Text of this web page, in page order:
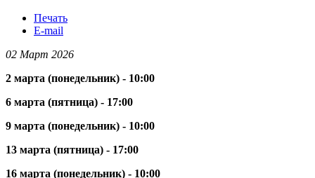
Печать
E-mail
02 Март 2026
2 марта (понедельник) - 10:00
6 марта (пятница) - 17:00
9 марта (понедельник) - 10:00
13 марта (пятница) - 17:00
16 марта (понедельник) - 10:00